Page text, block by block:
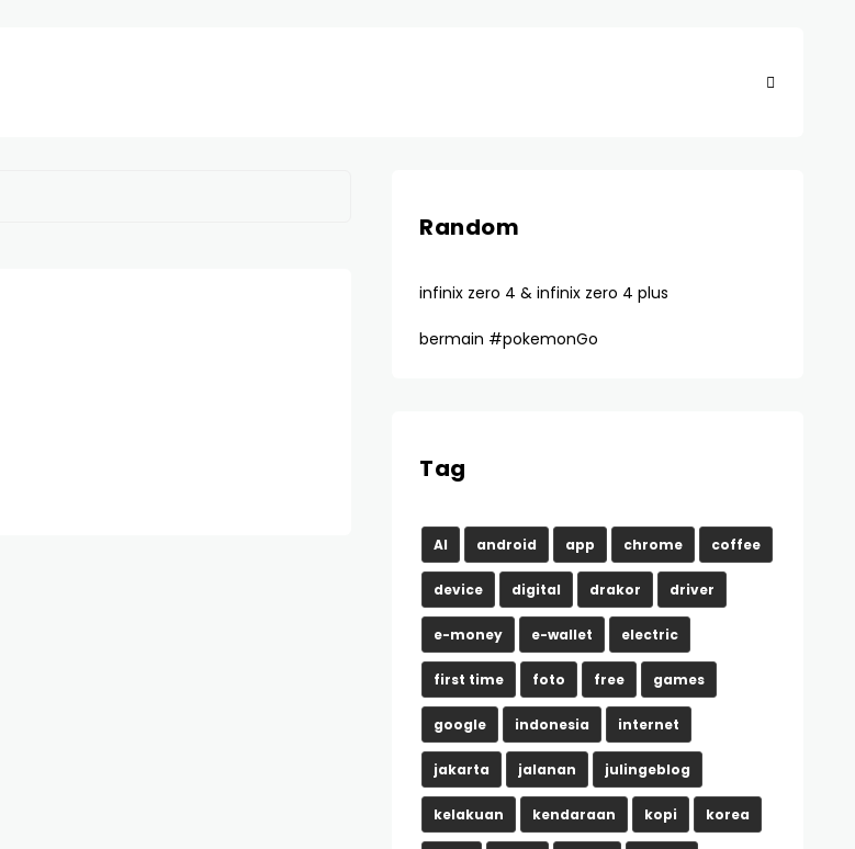
Random
infinix zero 4 & infinix zero 4 plus
bermain #pokemonGo
Tag
AI android app chrome coffee
device digital drakor driver
e-money e-wallet electric
first time foto free games
google indonesia internet
jakarta jalanan julingeblog
kelakuan kendaraan kopi korea